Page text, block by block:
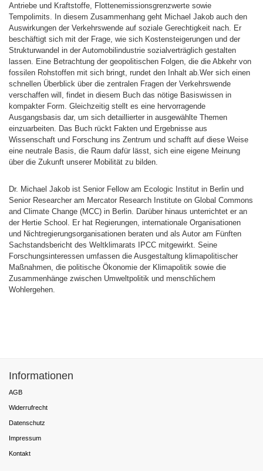
Antriebe und Kraftstoffe, Flottenemissionsgrenzwerte sowie
Tempolimits. In diesem Zusammenhang geht Michael Jakob auch den
Auswirkungen der Verkehrswende auf soziale Gerechtigkeit nach. Er
beschäftigt sich mit der Frage, wie sich Kostensteigerungen und der
Strukturwandel in der Automobilindustrie sozialverträglich gestalten
lassen. Eine Betrachtung der geopolitischen Folgen, die die Abkehr von
fossilen Rohstoffen mit sich bringt, rundet den Inhalt ab.Wer sich einen
schnellen Überblick über die zentralen Fragen der Verkehrswende
verschaffen will, findet in diesem Buch das nötige Basiswissen in
kompakter Form. Gleichzeitig stellt es eine hervorragende
Ausgangsbasis dar, um sich detaillierter in ausgewählte Themen
einzuarbeiten. Das Buch rückt Fakten und Ergebnisse aus
Wissenschaft und Forschung ins Zentrum und schafft auf diese Weise
eine neutrale Basis, die Raum dafür lässt, sich eine eigene Meinung
über die Zukunft unserer Mobilität zu bilden.
Dr. Michael Jakob ist Senior Fellow am Ecologic Institut in Berlin und
Senior Researcher am Mercator Research Institute on Global Commons
and Climate Change (MCC) in Berlin. Darüber hinaus unterrichtet er an
der Hertie School. Er hat Regierungen, internationale Organisationen
und Nichtregierungsorganisationen beraten und als Autor am Fünften
Sachstandsbericht des Weltklimarats IPCC mitgewirkt. Seine
Forschungsinteressen umfassen die Ausgestaltung klimapolitischer
Maßnahmen, die politische Ökonomie der Klimapolitik sowie die
Zusammenhänge zwischen Umweltpolitik und menschlichem
Wohlergehen.
Informationen
AGB
Widerrufrecht
Datenschutz
Impressum
Kontakt